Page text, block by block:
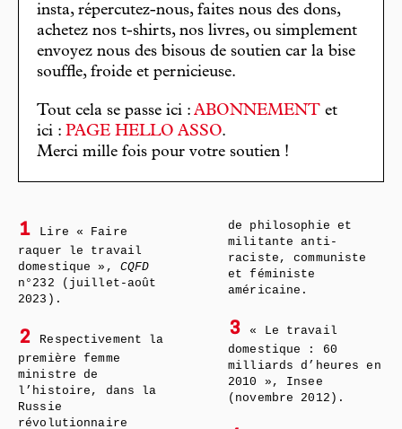
insta, répercutez-nous, faites nous des dons,
achetez nos t-shirts, nos livres, ou simplement
envoyez nous des bisous de soutien car la bise
souffle, froide et pernicieuse.
Tout cela se passe ici : ABONNEMENT et
ici : PAGE HELLO ASSO.
Merci mille fois pour votre soutien !
1
Lire « Faire
raquer le travail
domestique », CQFD
n°232 (juillet-août
2023).
2
Respectivement la
première femme
ministre de
l’histoire, dans la
Russie
révolutionnaire
de philosophie et
militante anti-
raciste, communiste
et féministe
américaine.
3
« Le travail
domestique : 60
milliards d’heures en
2010 », Insee
(novembre 2012).